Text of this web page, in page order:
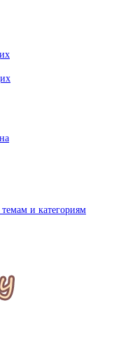
и категориям